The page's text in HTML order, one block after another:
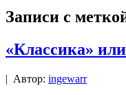
Записи с
«Классика»
| Автор: ingewarr